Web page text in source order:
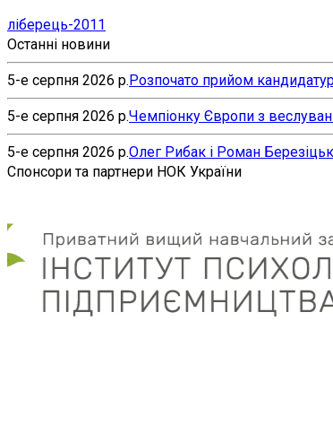
ліберець-2011
Останні новини
5-е серпня 2026 р.Розпочато прийом
5-е серпня 2026 р.Чемпіонку Європи з
5-е серпня 2026 р.Олег Рибак і Роман
Спонсори та партнери НОК України